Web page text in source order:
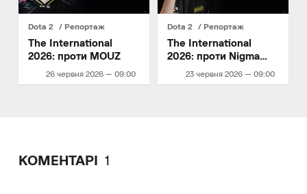
Dota 2 Репортаж
26 червня 2026 — 09:00
The International
2026: проти MOUZ
Dota 2 Репортаж
23 червня 2026 — 09:00
The International
2026: проти Nigma
Galaxy
КОМЕНТАРІ 1